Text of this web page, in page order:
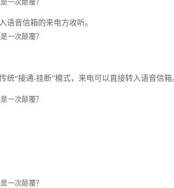
语音信箱的来电方收听。
统“接通-挂断”模式，来电可以直接转入语音信箱